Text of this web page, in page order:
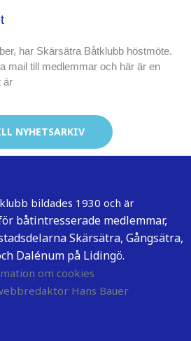
har Skärsätra Båtklubb höstmöte.
mail till medlemmar och här är en
är
NYHETSARKIV
bildades 1930 och är
båtintresserade medlemmar,
Skärsätra, Gångsätra,
Dalénum på Lidingö.
om cookies
Hans Bauer